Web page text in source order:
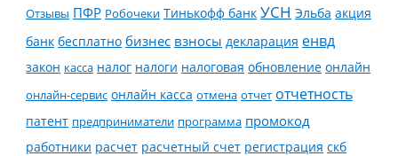
Отзывы ПФР Робочеки Тинькофф банк УСН Эльба акция
банк бесплатно бизнес взносы декларация енвд
закон касса налог налоги налоговая обновление онлайн
онлайн-сервис онлайн касса отмена отчет отчетность
патент предприниматели программа промокод
работники расчет расчетный счет регистрация скб